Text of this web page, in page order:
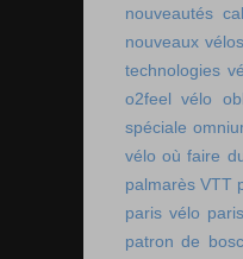
nouveautés
nouveaux
technologies
o2feel vélo
spéciale
vélo où faire
palmarès VTT
paris vélo
patron de